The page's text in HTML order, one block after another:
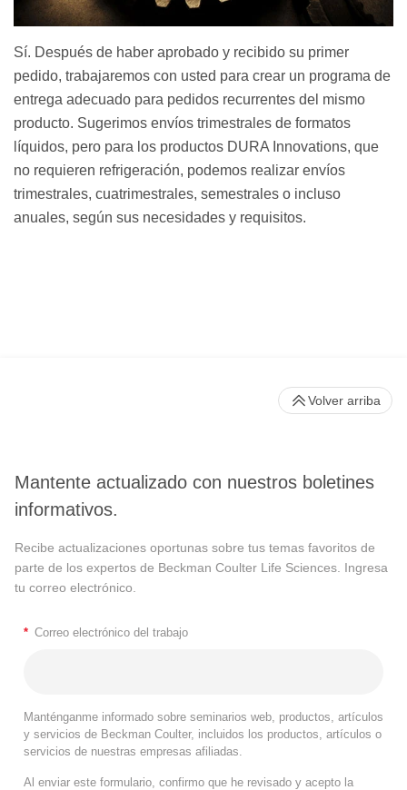
Sí. Después de haber aprobado y recibido su primer
pedido, trabajaremos con usted para crear un programa de
entrega adecuado para pedidos recurrentes del mismo
producto. Sugerimos envíos trimestrales de formatos
líquidos, pero para los productos DURA Innovations, que
no requieren refrigeración, podemos realizar envíos
trimestrales, cuatrimestrales, semestrales o incluso
anuales, según sus necesidades y requisitos.
Mantente actualizado con nuestros boletines
informativos.
Recibe actualizaciones oportunas sobre tus temas favoritos de
parte de los expertos de Beckman Coulter Life Sciences. Ingresa
tu correo electrónico.
* Correo electrónico del trabajo
Manténganme informado sobre seminarios web, productos, artículos
y servicios de Beckman Coulter, incluidos los productos, artículos o
servicios de nuestras empresas afiliadas.
Al enviar este formulario, confirmo que he revisado y acepto la
Volver arriba